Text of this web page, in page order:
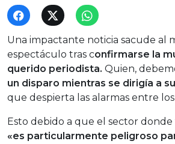
Una impactante noticia sacude al
espectáculo tras confirmarse la
querido periodista. Quien,
un disparo mientras se dirigía a
que despierta las alarmas entre
Esto debido a que el sector
«es particularmente peligroso